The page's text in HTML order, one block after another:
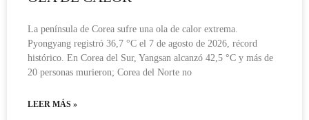
La península de Corea sufre una ola de calor extrema.
Pyongyang registró 36,7 °C el 7 de agosto de 2026, récord
histórico. En Corea del Sur, Yangsan alcanzó 42,5 °C y más de
20 personas murieron; Corea del Norte no
LEER MÁS »